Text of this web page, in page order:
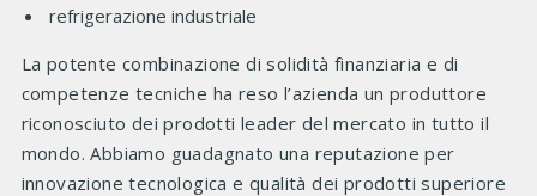
refrigerazione industriale
La potente combinazione di solidità finanziaria e di
competenze tecniche ha reso l’azienda un produttore
riconosciuto dei prodotti leader del mercato in tutto il
mondo. Abbiamo guadagnato una reputazione per
innovazione tecnologica e qualità dei prodotti superiore